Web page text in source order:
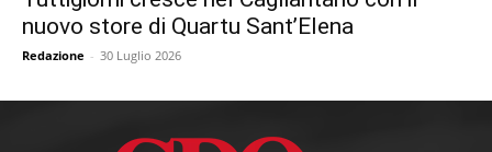
nuovo store di Quartu Sant’Elena
Redazione - 30 Luglio 2026